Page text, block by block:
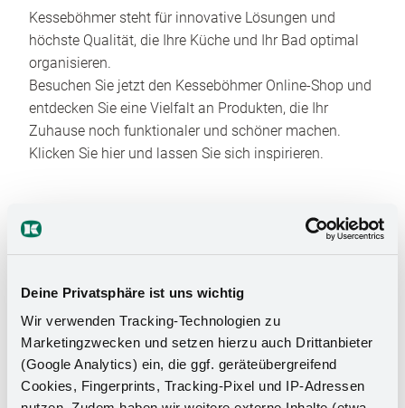
Deine Privatsphäre ist uns wichtig
Wir verwenden Tracking-Technologien zu
Marketingzwecken und setzen hierzu auch Drittanbieter
(Google Analytics) ein, die ggf. geräteübergreifend
Cookies, Fingerprints, Tracking-Pixel und IP-Adressen
Kesseböhmer steht für innovative Lösungen und
höchste Qualität, die Ihre Küche und Ihr Bad optimal
organisieren.
Besuchen Sie jetzt den Kesseböhmer Online-Shop und
entdecken Sie eine Vielfalt an Produkten, die Ihr
Zuhause noch funktionaler und schöner machen.
Klicken Sie hier und lassen Sie sich inspirieren.
Das Stauraumwunder für Ihr
Badezimmer